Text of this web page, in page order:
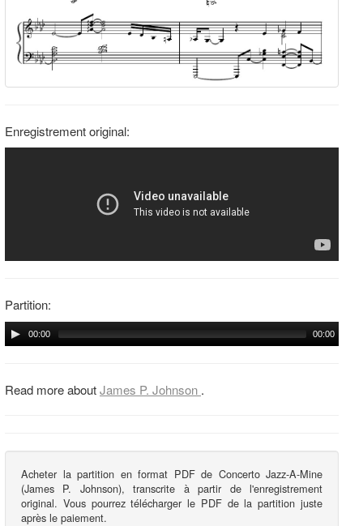
Enregistrement original:
Partition:
00:00 00:00
Read more aboutJames P. Johnson .
Acheter la partition en format PDF de Concerto Jazz-A-Mine
(James P. Johnson), transcrite à partir de l'enregistrement
original. Vous pourrez télécharger le PDF de la partition juste
après le paiement.